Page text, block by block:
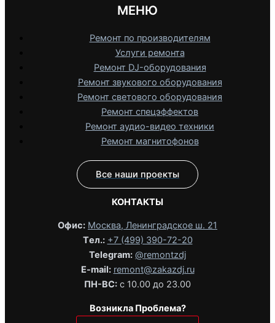
МЕНЮ
Ремонт по производителям
Услуги ремонта
Ремонт DJ-оборудования
Ремонт звукового оборудования
Ремонт светового оборудования
Ремонт спецэффектов
Ремонт аудио-видео техники
Ремонт магнитофонов
Все наши проекты
КОНТАКТЫ
Офис: Москва, Ленинградское ш. 21
Tел.: +7 (499) 390-72-20
Telegram: @remontzdj‬
E-mail: remont@zakazdj.ru
ПН-ВС: с 10.00 до 23.00
Возникла Проблема?